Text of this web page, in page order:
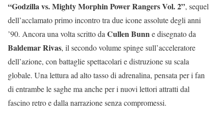
“Godzilla vs. Mighty Morphin Power Rangers Vol. 2”, sequel
dell’acclamato primo incontro tra due icone assolute degli anni
’90. Ancora una volta scritto da Cullen Bunne disegnato da
Baldemar Rivas, il secondo volume spinge sull’acceleratore
dell’azione, con battaglie spettacolari e distruzione su scala
globale. Una lettura ad alto tasso di adrenalina, pensata per i fan
di entrambe le saghe ma anche per i nuovi lettori attratti dal
fascino retro e dalla narrazione senza compromessi.